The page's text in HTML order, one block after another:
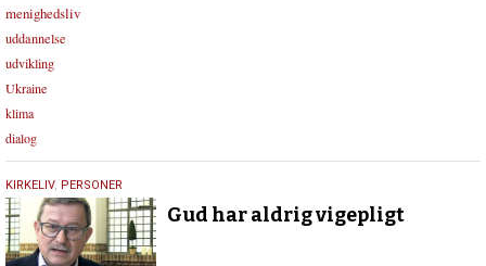
menighedsliv
uddannelse
udvikling
Ukraine
klima
dialog
6.
januar
2021
KIRKELIV, PERSONER
Gud har aldrig vigepligt